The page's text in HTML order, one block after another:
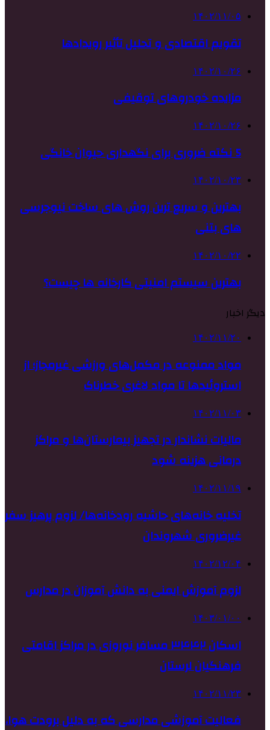
۱۴۰۲/۱۱/۰۵
تقویم اقتصادی و تحلیل تأثیر رویدادها
۱۴۰۲/۱۰/۲۶
مزایده خودروهای توقیفی
۱۴۰۲/۱۰/۲۶
5 نکته ضروری برای نگهداری حیوان خانگی
۱۴۰۲/۱۰/۲۳
بهترین و سریع ترین روش های ساخت نیوجرسی
های بتنی
۱۴۰۲/۱۰/۲۲
بهترین سیستم امنیتی کارخانه ها چیست؟
دیگر اخبار
۱۴۰۲/۱۱/۲۰
مواد ممنوعه در مکمل‌های ورزشی غیرمجاز؛ از
استروئیدها تا مواد لاغری خطرناک
۱۴۰۲/۱۱/۰۳
مالیات نشاندار در تجهیز بیمارستان‌ها و مراکز
درمانی هزینه شود
۱۴۰۲/۱۱/۱۹
تخلیه خانه‌های حاشیه‌ رودخانه‌ها/ لزوم پرهیز سفر
غیرضروری شهروندان
۱۴۰۲/۱۲/۰۴
لزوم آموزش ایمنی به دانش آموزان در مدارس
۱۴۰۳/۰۱/۰۰
اسکان ۳۴۴۲ مسافر نوروزی در مراکز اقامتی
فرهنگیان لرستان
۱۴۰۲/۱۱/۲۳
فعالیت آموزشی مدارسی که به دلیل برودت هوا،